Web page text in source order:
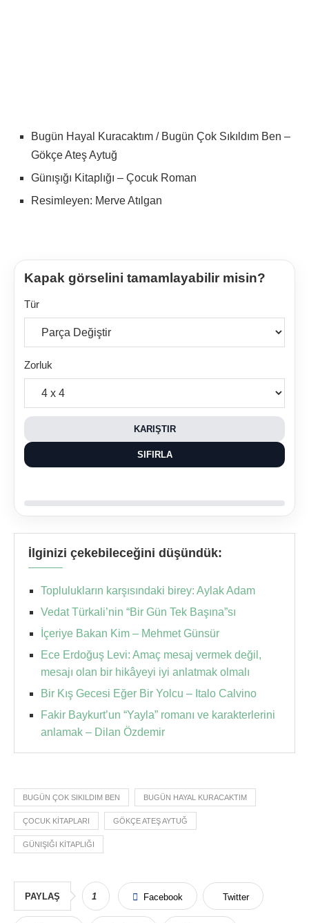
Bugün Hayal Kuracaktım / Bugün Çok Sıkıldım Ben –
Gökçe Ateş Aytuğ
Günışığı Kitaplığı – Çocuk Roman
Resimleyen: Merve Atılgan
Kapak görselini tamamlayabilir misin?
Tür
Zorluk
KARIŞTIR
SIFIRLA
İlginizi çekebileceğini düşündük:
Toplulukların karşısındaki birey: Aylak Adam
Vedat Türkali’nin “Bir Gün Tek Başına”sı
İçeriye Bakan Kim – Mehmet Günsür
Ece Erdoğuş Levi: Amaç mesaj vermek değil,
mesajı olan bir hikâyeyi iyi anlatmak olmalı
Bir Kış Gecesi Eğer Bir Yolcu – Italo Calvino
Fakir Baykurt’un “Yayla” romanı ve karakterlerini
anlamak – Dilan Özdemir
BUGÜN ÇOK SIKILDIM BEN BUGÜN HAYAL KURACAKTIM
ÇOCUK KITAPLARI GÖKÇE ATEŞ AYTUĞ
GÜNIŞIĞI KITAPLIĞI
PAYLAŞ 1 Facebook Twitter